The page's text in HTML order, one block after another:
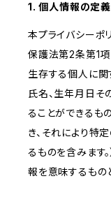
1. 個人情報の定義
本プライバシーポ
保護法第2条第1項
生存する個人に関
氏名、生年月日そ
ることができるも
き、それにより特
るものを含みます
報を意味するもの